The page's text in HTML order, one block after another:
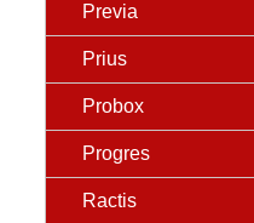
Previa
Prius
Probox
Progres
Ractis